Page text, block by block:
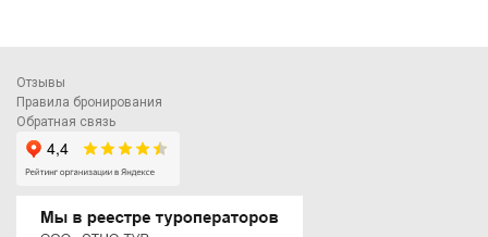
Отзывы
Правила бронирования
Обратная связь